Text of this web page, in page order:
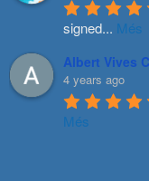
signed... Més
Albert Vives
4 years ago
Més